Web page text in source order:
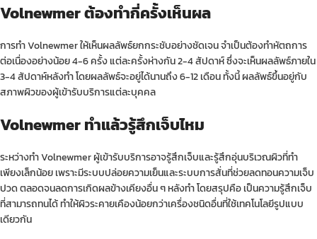
Volnewmer ต้องทำกี่ครั้งเห็นผล
การทำ Volnewmer ให้เห็นผลลัพธ์ยกกระชับอย่างชัดเจน จำเป็นต้องทำหัตถการ
ต่อเนื่องอย่างน้อย 4-6 ครั้ง แต่ละครั้งห่างกัน 2-4 สัปดาห์ ซึ่งจะเห็นผลลัพธ์ภายใน
3-4 สัปดาห์หลังทำ โดยผลลัพธ์จะอยู่ได้นานถึง 6-12 เดือน ทั้งนี้ ผลลัพธ์ขึ้นอยู่กับ
สภาพผิวของผู้เข้ารับบริการแต่ละบุคคล
Volnewmer ทำแล้วรู้สึกเจ็บไหม
ระหว่างทำ Volnewmer ผู้เข้ารับบริการอาจรู้สึกเจ็บและรู้สึกอุ่นบริเวณผิวที่ทำ
เพียงเล็กน้อย เพราะมีระบบปล่อยความเย็นและระบบการสั่นที่ช่วยลดทอนความเจ็บ
ปวด ตลอดจนลดการเกิดผลข้างเคียงอื่น ๆ หลังทำ โดยสรุปคือ เป็นความรู้สึกเจ็บ
ที่สามารถทนได้ ทำให้ผิวระคายเคืองน้อยกว่าเครื่องชนิดอื่นที่ใช้เทคโนโลยีรูปแบบ
เดียวกัน